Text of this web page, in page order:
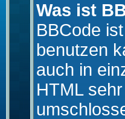
Was ist
BBCode
benutzen
auch in
HTML